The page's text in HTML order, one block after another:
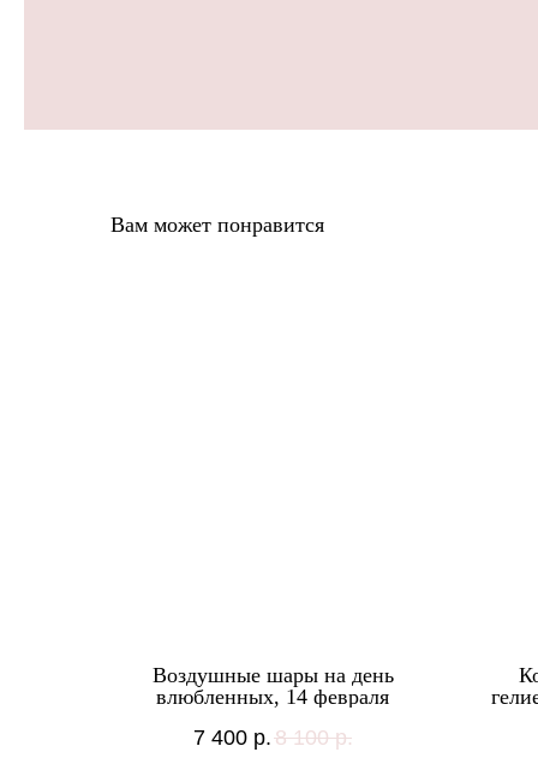
Вам может понравится
Воздушные шары на день
влюбленных, 14 февраля
7 400 р.8 100 р.